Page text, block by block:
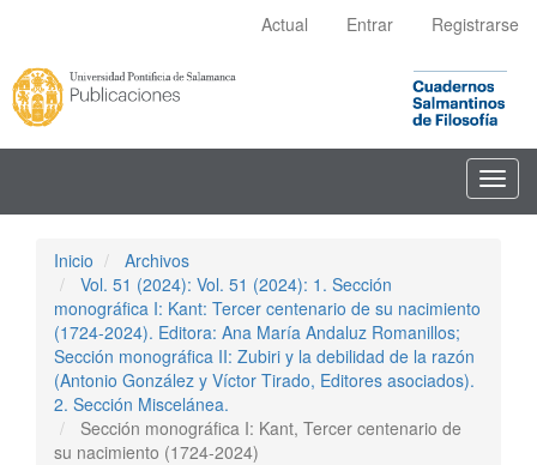
principal
Barra
lateral
Actual Entrar Registrarse
Inicio
Archivos
Vol. 51 (2024): Vol. 51 (2024): 1. Sección
monográfica I: Kant: Tercer centenario de su nacimiento
(1724-2024). Editora: Ana María Andaluz Romanillos;
Sección monográfica II: Zubiri y la debilidad de la razón
(Antonio González y Víctor Tirado, Editores asociados).
2. Sección Miscelánea.
Sección monográfica I: Kant, Tercer centenario de
su nacimiento (1724-2024)